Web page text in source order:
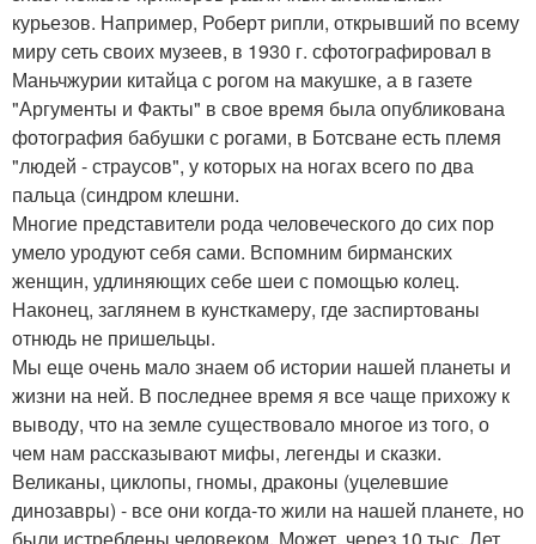
курьезов. Например, Роберт рипли, открывший по всему
миру сеть своих музеев, в 1930 г. сфотографировал в
Маньчжурии китайца с рогом на макушке, а в газете
"Аргументы и Факты" в свое время была опубликована
фотография бабушки с рогами, в Ботсване есть племя
"людей - страусов", у которых на ногах всего по два
пальца (синдром клешни.
Многие представители рода человеческого до сих пор
умело уродуют себя сами. Вспомним бирманских
женщин, удлиняющих себе шеи с помощью колец.
Наконец, заглянем в кунсткамеру, где заспиртованы
отнюдь не пришельцы.
Мы еще очень мало знаем об истории нашей планеты и
жизни на ней. В последнее время я все чаще прихожу к
выводу, что на земле существовало многое из того, о
чем нам рассказывают мифы, легенды и сказки.
Великаны, циклопы, гномы, драконы (уцелевшие
динозавры) - все они когда-то жили на нашей планете, но
были истреблены человеком. Может, через 10 тыс. Лет